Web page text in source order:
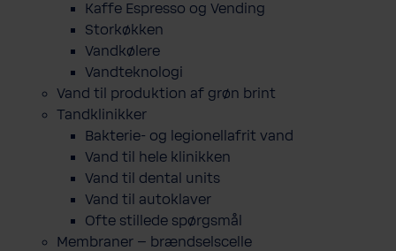
Kaffe Espresso og Vending
Storkøkken
Vandkølere
Vandteknologi
Vand til produktion af grøn brint
Tandklinikker
Bakterie-​ og legio­nel­lafrit vand
Vand til hele klinikken
Vand til dental units
Vand til autoklaver
Ofte stillede spørgsmål
Membraner – brændselscelle